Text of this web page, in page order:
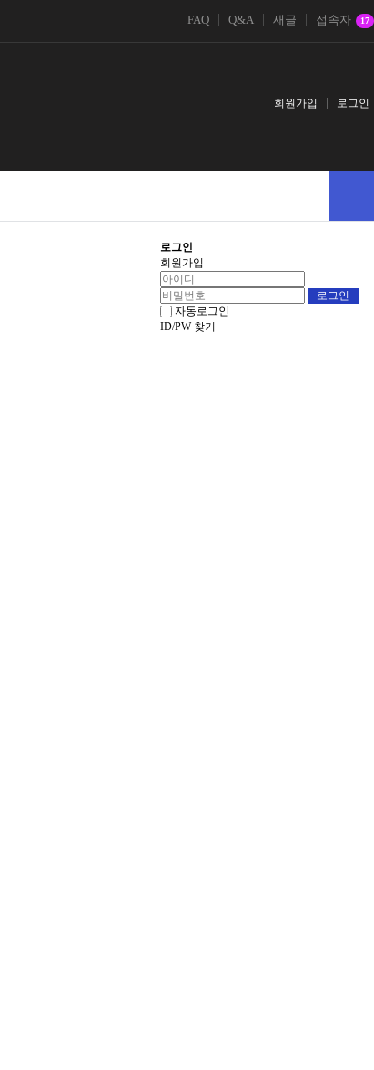
FAQ Q&A 새글 접속자 17
회원가입 로그인
로그인
회원가입
자동로그인
ID/PW 찾기